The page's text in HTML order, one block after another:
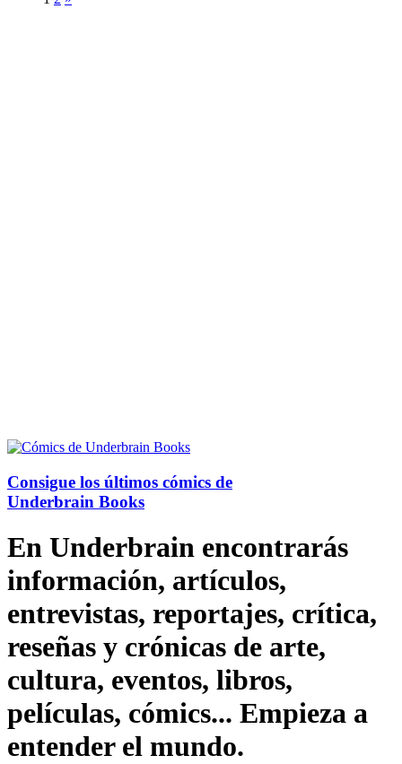
Consigue los últimos cómics de
Underbrain Books
En Underbrain encontrarás
información, artículos,
entrevistas, reportajes, crítica,
reseñas y crónicas de arte,
cultura, eventos, libros,
películas, cómics... Empieza a
entender el mundo.